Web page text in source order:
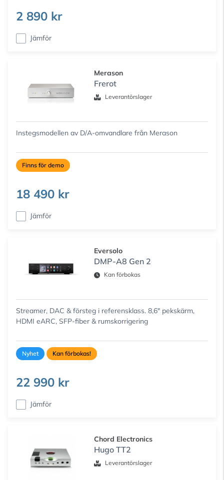
2 890 kr
Jämför
Merason
Frerot
Leverantörslager
Instegsmodellen av D/A-omvandlare från Merason
Finns för demo
18 490 kr
Jämför
Eversolo
DMP-A8 Gen 2
Kan förbokas
Streamer, DAC & försteg i referensklass. 8,6" pekskärm,
HDMI eARC, SFP-fiber & rumskorrigering
Nyhet Kan förbokas!
22 990 kr
Jämför
Chord Electronics
Hugo TT2
Leverantörslager